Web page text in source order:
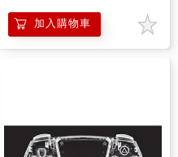
KINGDOM
加入購物車